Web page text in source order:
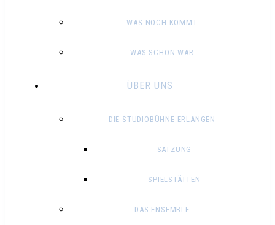
WAS NOCH KOMMT
WAS SCHON WAR
ÜBER UNS
DIE STUDIOBÜHNE ERLANGEN
SATZUNG
SPIELSTÄTTEN
DAS ENSEMBLE